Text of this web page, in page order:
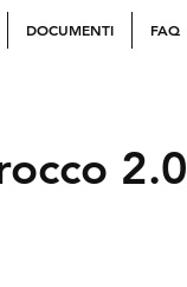
DOCUMENTI FAQ
2.0